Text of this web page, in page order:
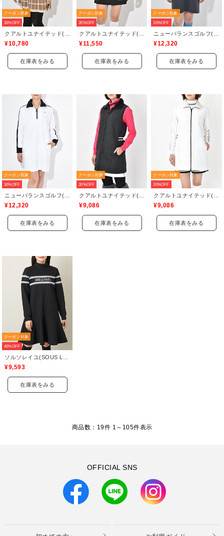
クーポン対象
30%OFF
¥10,780
在庫表をみる
クーポン対象
30%OFF
¥11,550
在庫表をみる
クーポン対象
30%OFF
¥12,320
在庫表をみる
クーポン対象
30%OFF
¥12,320
在庫表をみる
クーポン対象
30%OFF
¥9,086
在庫表をみる
クーポン対象
30%OFF
¥9,086
在庫表をみる
クーポン対象
40%OFF
¥9,593
在庫表をみる
商品数：19件 1～ 105件表示
OFFICIAL SNS